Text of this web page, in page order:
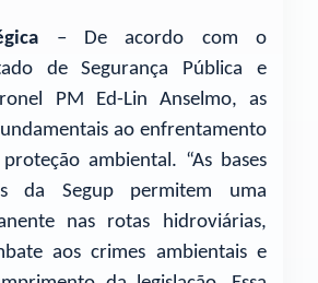
– De acordo com o
de Segurança Pública e
PM Ed-Lin Anselmo, as
ao enfrentamento
ambiental. “As bases
da Segup permitem uma
nas rotas hidroviárias,
aos crimes ambientais e